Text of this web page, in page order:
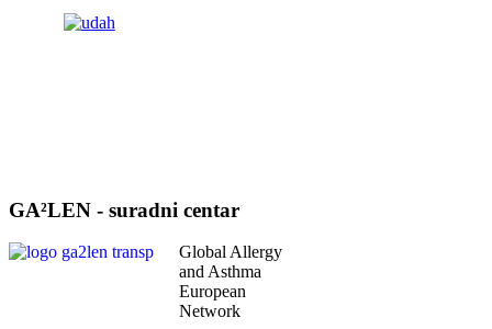
GA²LEN - suradni centar
Global Allergy
and Asthma
European
Network